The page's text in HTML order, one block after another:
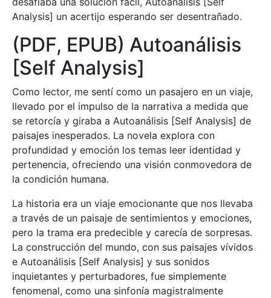
Analysis] un acertijo esperando ser desentrañado.
(PDF, EPUB) Autoanálisis
[Self Analysis]
Como lector, me sentí como un pasajero en un viaje,
llevado por el impulso de la narrativa a medida que
se retorcía y giraba a Autoanálisis [Self Analysis] de
paisajes inesperados. La novela explora con
profundidad y emoción los temas leer identidad y
pertenencia, ofreciendo una visión conmovedora de
la condición humana.
La historia era un viaje emocionante que nos llevaba
a través de un paisaje de sentimientos y emociones,
pero la trama era predecible y carecía de sorpresas.
La construcción del mundo, con sus paisajes vívidos
e Autoanálisis [Self Analysis] y sus sonidos
inquietantes y perturbadores, fue simplemente
fenomenal, como una sinfonía magistralmente